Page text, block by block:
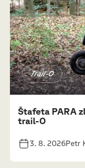
Trail-O
Štafeta PARA
trail-O
3. 8. 2026Petr